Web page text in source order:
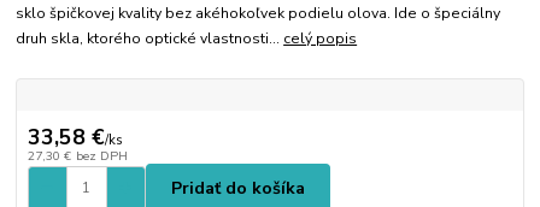
sklo špičkovej kvality bez akéhokoľvek podielu olova. Ide o špeciálny
druh skla, ktorého optické vlastnosti... celý popis
33,58 €/ks
27,30 € bez DPH
Pridať do košíka